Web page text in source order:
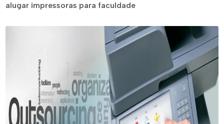
alugar impressoras para faculdade